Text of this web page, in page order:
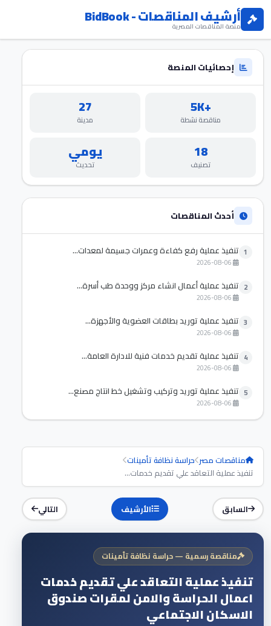
أرشيف المناقصات - BidBook
منصة المناقصات المصرية
إحصائيات المنصة
+5K
مناقصة نشطة
27
مدينة
18
تصنيف
يومي
تحديث
أحدث المناقصات
1 تنفيذ عملية رفع كفاءة وعمرات جسيمة لمعدات...
2 تنفيذ عملية أعمال انشاء مركز ووحدة طب أسرة...
3 تنفيذ عملية توريد بطاقات العضوية والأجهزة...
4 تنفيذ عملية تقديم خدمات فنية للادارة العامة...
5 تنفيذ عملية توريد وتركيب وتشغيل خط انتاج مصنع...
مناقصات مصر حراسة نظافة تأمينات
تنفيذ عملية التعاقد علي تقديم خدمات...
السابق الأرشيف التالي
مناقصة رسمية — حراسة نظافة تأمينات
تنفيذ عملية التعاقد علي تقديم خدمات
اعمال الحراسة والامن لمقرات صندوق
الاسكان الاجتماعي